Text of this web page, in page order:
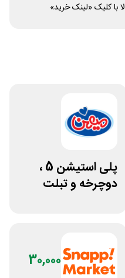
با کلیک «لینک خرید»
پلی استیشن 5 ،
دوچرخه و تبلت
30,000